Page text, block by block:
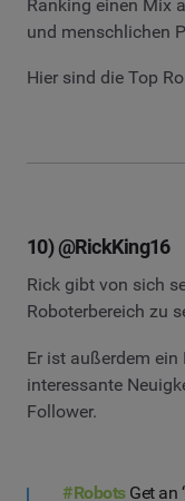
Ranking einen Mix
und menschlichen
Hier sind die Top
10) @RickKing16
Rick gibt von sich
Roboterbereich zu
Er ist außerdem
interessante
Follower.
#RobotsGet an